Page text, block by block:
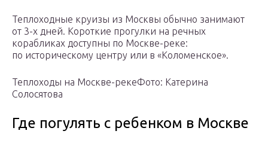
Теплоходные круизы из Москвы обычно занимают
от 3-х дней. Короткие прогулки на речных
корабликах доступны по Москве-реке:
по историческому центру или в «Коломенское».
Теплоходы на Москве-рекеФото: Катерина
Солосятова
Где погулять с ребенком в Москве